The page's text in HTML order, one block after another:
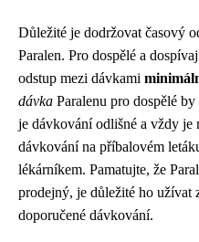
Důležité je dodržovat časový
Paralen. Pro dospělé a
odstup mezi dávkami
dávka Paralenu pro dospělé
je dávkování odlišné a vždy je
dávkování na příbalovém
lékárníkem. Pamatujte, že
prodejný, je důležité ho užívat
doporučené dávkování.